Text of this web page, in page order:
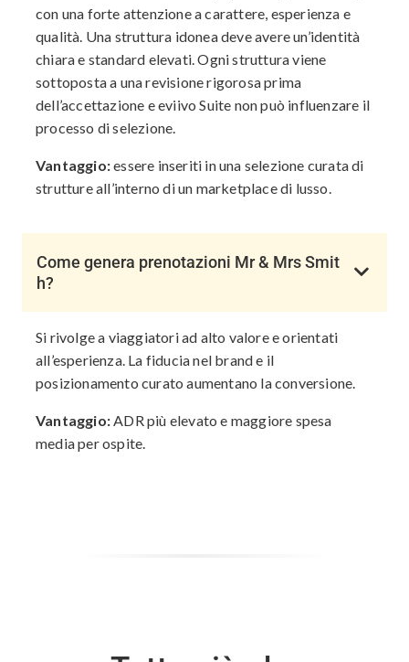
con una forte attenzione a carattere, esperienza e
qualità. Una struttura idonea deve avere un’identità
chiara e standard elevati. Ogni struttura viene
sottoposta a una revisione rigorosa prima
dell’accettazione e eviivo Suite non può influenzare il
processo di selezione.
Vantaggio:essere inseriti in una selezione curata di
strutture all’interno di un marketplace di lusso.
Come genera prenotazioni Mr & Mrs Smit
h?
Si rivolge a viaggiatori ad alto valore e orientati
all’esperienza. La fiducia nel brand e il
posizionamento curato aumentano la conversione.
Vantaggio: ADR più elevato e maggiore spesa
media per ospite.